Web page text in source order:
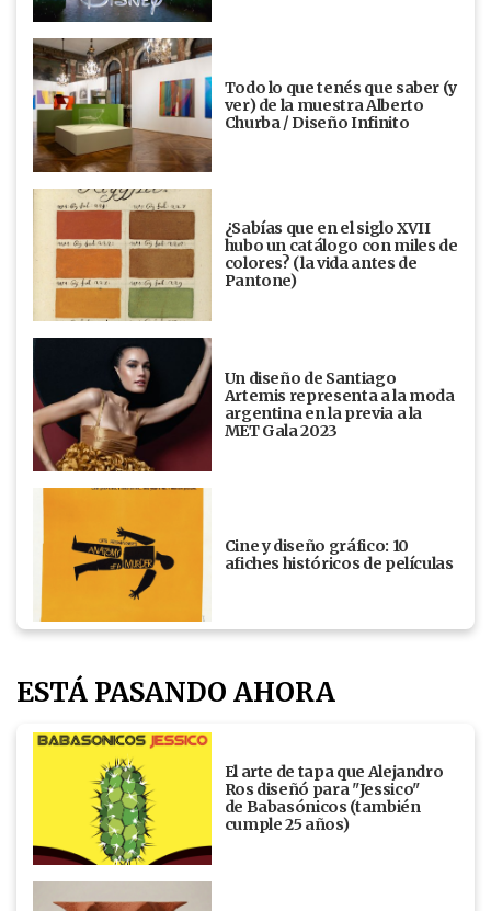
Todo lo que tenés que saber (y
ver) de la muestra Alberto
Churba / Diseño Infinito
¿Sabías que en el siglo XVII
hubo un catálogo con miles de
colores? (la vida antes de
Pantone)
Un diseño de Santiago
Artemis representa a la moda
argentina en la previa a la
MET Gala 2023
Cine y diseño gráfico: 10
afiches históricos de películas
ESTÁ PASANDO AHORA
El arte de tapa que Alejandro
Ros diseñó para "Jessico"
de Babasónicos (también
cumple 25 años)